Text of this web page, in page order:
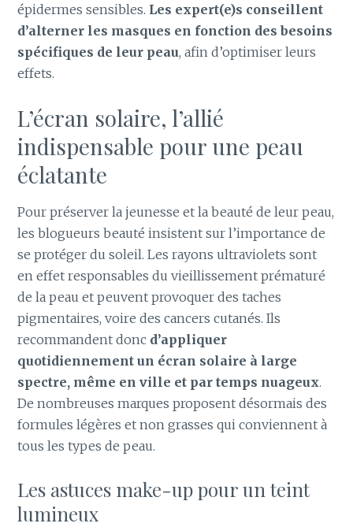
épidermes sensibles. Les expert(e)s conseillent
d’alterner les masques en fonction des besoins
spécifiques de leur peau, afin d’optimiser leurs
effets.
L’écran solaire, l’allié
indispensable pour une peau
éclatante
Pour préserver la jeunesse et la beauté de leur peau,
les blogueurs beauté insistent sur l’importance de
se protéger du soleil. Les rayons ultraviolets sont
en effet responsables du vieillissement prématuré
de la peau et peuvent provoquer des taches
pigmentaires, voire des cancers cutanés. Ils
recommandent donc d’appliquer
quotidiennement un écran solaire à large
spectre, même en ville et par temps nuageux.
De nombreuses marques proposent désormais des
formules légères et non grasses qui conviennent à
tous les types de peau.
Les astuces make-up pour un teint
lumineux